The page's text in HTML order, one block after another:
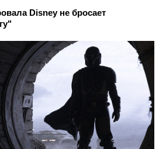
Disney не бросает